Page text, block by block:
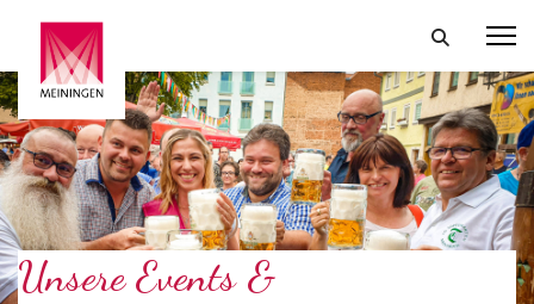
Unsere Events &